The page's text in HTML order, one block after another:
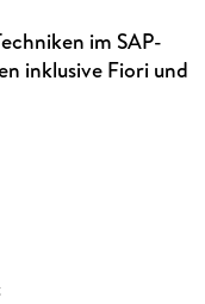
im SAP-
inklusive Fiori und